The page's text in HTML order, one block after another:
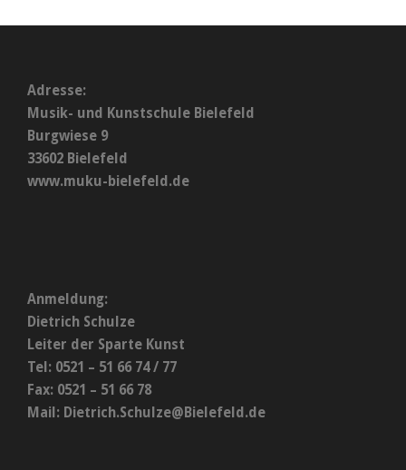
Adresse:
Musik- und Kunstschule Bielefeld
Burgwiese 9
33602 Bielefeld
www.muku-bielefeld.de
Anmeldung:
Dietrich Schulze
Leiter der Sparte Kunst
Tel: 0521 – 51 66 74 / 77
Fax: 0521 – 51 66 78
Mail: Dietrich.Schulze@Bielefeld.de